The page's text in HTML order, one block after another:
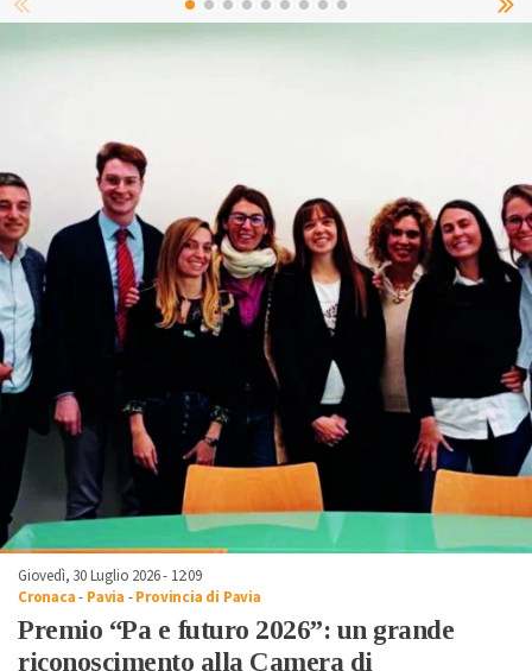
Giovedì, 30 Luglio 2026 - 12:09
Cronaca- Pavia -Provincia di Pavia
Premio “Pa e futuro 2026”: un grande
riconoscimento alla Camera di